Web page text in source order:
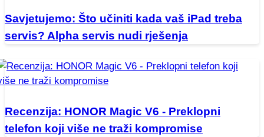
Savjetujemo: Što učiniti kada vaš iPad treba
servis? Alpha servis nudi rješenja
Recenzija: HONOR Magic V6 - Preklopni
telefon koji više ne traži kompromise